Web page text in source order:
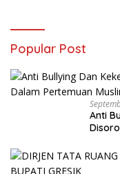
Popular Post
Anti